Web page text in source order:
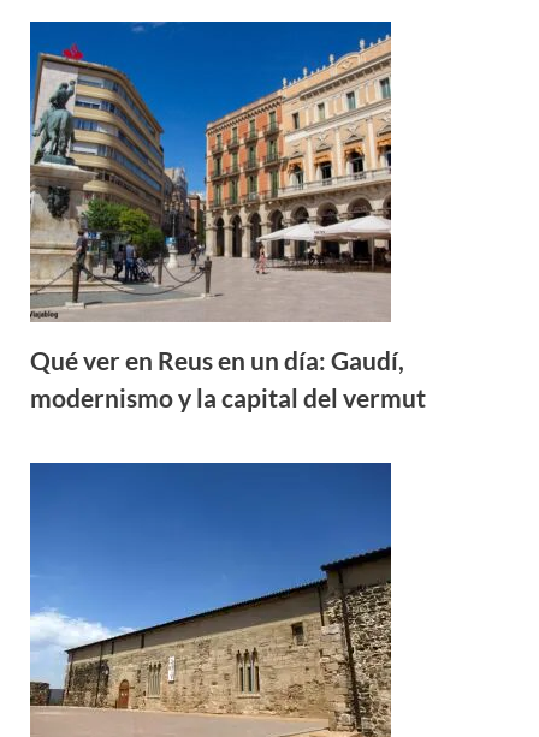
Qué ver en Reus en un día: Gaudí,
modernismo y la capital del vermut